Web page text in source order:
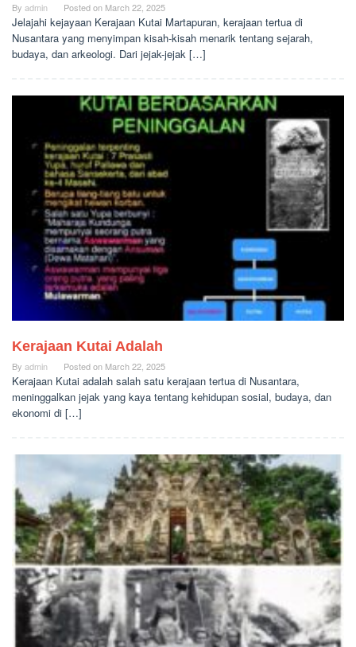
By admin Posted on March 22, 2025
Jelajahi kejayaan Kerajaan Kutai Martapuran, kerajaan tertua di
Nusantara yang menyimpan kisah-kisah menarik tentang sejarah,
budaya, dan arkeologi. Dari jejak-jejak […]
Kerajaan Kutai Adalah
By admin Posted on March 22, 2025
Kerajaan Kutai adalah salah satu kerajaan tertua di Nusantara,
meninggalkan jejak yang kaya tentang kehidupan sosial, budaya, dan
ekonomi di […]